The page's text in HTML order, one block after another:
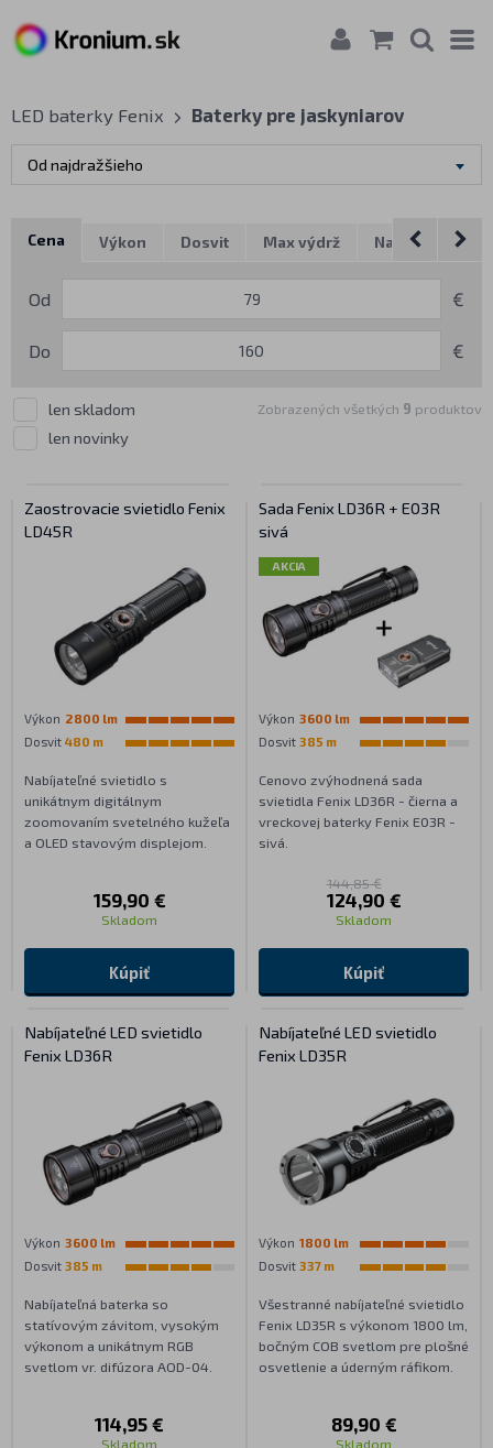
LED baterky Fenix Baterky pre jaskyniarov
Od najdražšieho
Cena Výkon Dosvit Max výdrž Napájanie
Od €
Do €
Zobrazených všetkých 9 produktov
len skladom
len novinky
Zaostrovacie svietidlo Fenix
LD45R
Výkon 2800 lm
Dosvit 480 m
Nabíjateľné svietidlo s
unikátnym digitálnym
zoomovaním svetelného kužeľa
a OLED stavovým displejom.
159,90 €
Skladom
Kúpiť
Sada Fenix LD36R + E03R
sivá
AKCIA
Výkon 3600 lm
Dosvit 385 m
Cenovo zvýhodnená sada
svietidla Fenix LD36R - čierna a
vreckovej baterky Fenix E03R -
sivá.
144,85 €
124,90 €
Skladom
Kúpiť
Nabíjateľné LED svietidlo
Fenix LD36R
Výkon 3600 lm
Dosvit 385 m
Nabíjateľná baterka so
statívovým závitom, vysokým
výkonom a unikátnym RGB
svetlom vr. difúzora AOD-04.
114,95 €
Skladom
Nabíjateľné LED svietidlo
Fenix LD35R
Výkon 1800 lm
Dosvit 337 m
Všestranné nabíjateľné svietidlo
Fenix LD35R s výkonom 1800 lm,
bočným COB svetlom pre plošné
osvetlenie a úderným ráfikom.
89,90 €
Skladom